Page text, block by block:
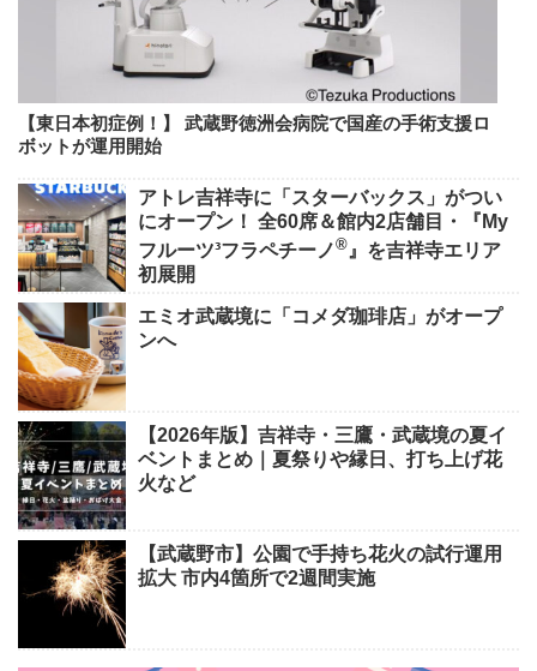
【東日本初症例！】 武蔵野徳洲会病院で国産の手術支援ロ
ボットが運用開始
アトレ吉祥寺に「スターバックス」がつい
にオープン！ 全60席＆館内2店舗目・『My
フルーツ³フラペチーノ® 』を吉祥寺エリア
初展開
エミオ武蔵境に「コメダ珈琲店」がオープ
ンへ
【2026年版】吉祥寺・三鷹・武蔵境の夏イ
ベントまとめ｜夏祭りや縁日、打ち上げ花
火など
【武蔵野市】公園で手持ち花火の試行運用
拡大 市内4箇所で2週間実施